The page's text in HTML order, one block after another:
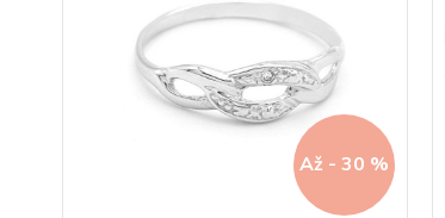
Až - 30 %